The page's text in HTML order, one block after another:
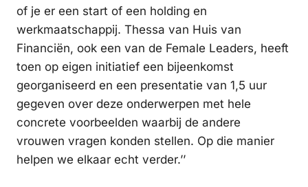
of je er een start of een holding en
werkmaatschappij. Thessa van Huis van
Financiën, ook een van de Female Leaders, heeft
toen op eigen initiatief een bijeenkomst
georganiseerd en een presentatie van 1,5 uur
gegeven over deze onderwerpen met hele
concrete voorbeelden waarbij de andere
vrouwen vragen konden stellen. Op die manier
helpen we elkaar echt verder.’’